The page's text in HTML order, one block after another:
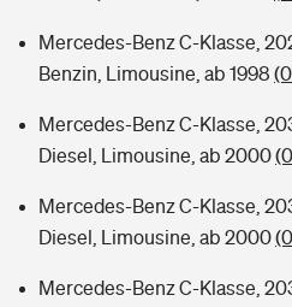
Mercedes-Benz C-Klasse,
Benzin, Limousine, ab 1998
Mercedes-Benz C-Klasse,
Diesel, Limousine, ab 2000
Mercedes-Benz C-Klasse,
Diesel, Limousine, ab 2000
Mercedes-Benz C-Klasse,